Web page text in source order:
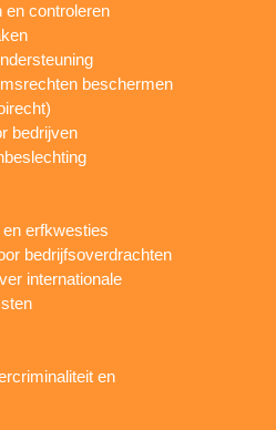
en controleren
beschermen
bedrijven
erfkwesties
bedrijfsoverdrachten
internationale
en